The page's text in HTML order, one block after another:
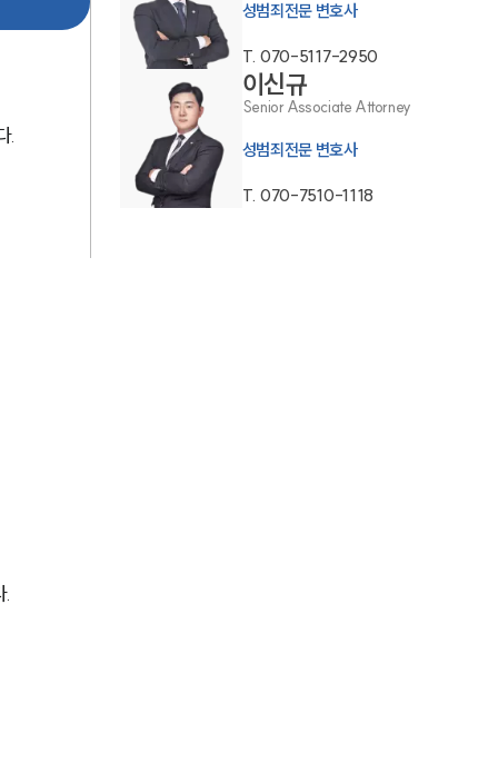
팀소개
대륜의 강점
오시는 길
글로벌 파트너 로펌
고객의 소리
.
.
성범죄전문 변호사
T. 070-5117-2950
이신규
Senior Associate Attorney
성범죄전문 변호사
T. 070-7510-1118